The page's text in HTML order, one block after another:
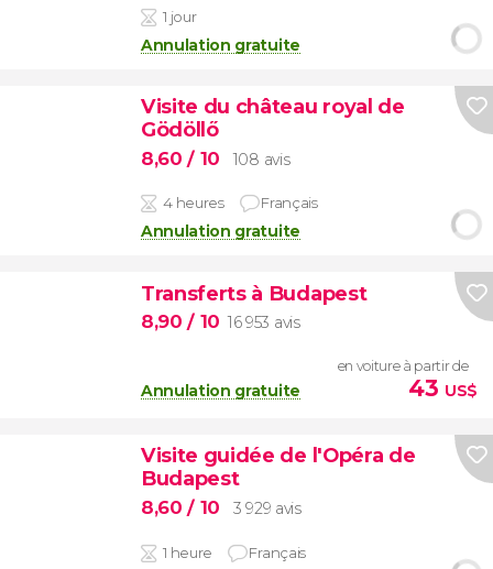
1 jour
Annulation gratuite
Visite du château royal de
Gödöllő
8,60/ 10 108 avis
4 heures Français
Annulation gratuite
Transferts à Budapest
8,90/ 10 16 953 avis
Annulation gratuite
en voiture à partir de
43 US$
Visite guidée de l'Opéra de
Budapest
8,60/ 10 3 929 avis
1 heure Français